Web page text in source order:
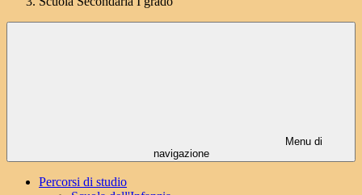
Menu di
navigazione
Percorsi di studio